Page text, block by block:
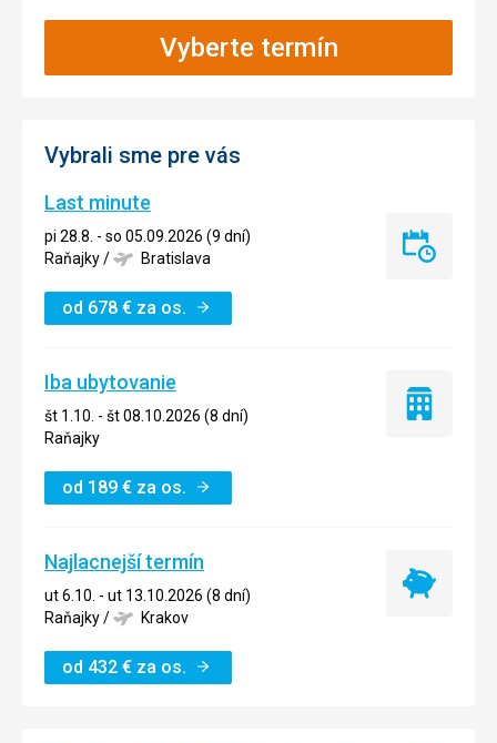
Vyberte termín
Vybrali sme pre vás
Last minute
pi 28.8. - so 05.09.2026 (9 dní)
Raňajky/ Bratislava
od 678 € za os.
Last
Iba ubytovanie
št 1.10. - št 08.10.2026 (8 dní)
Raňajky
od 189 € za os.
Iba
Najlacnejší termín
ut 6.10. - ut 13.10.2026 (8 dní)
Raňajky/ Krakov
od 432 € za os.
Najlacnejší